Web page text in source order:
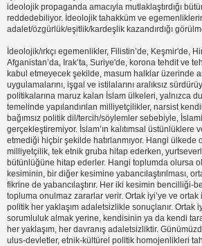
ideolojik propaganda amacıyla mutlaklaştırdığı
reddedebiliyor. İdeolojik tahakküm ve
adalet/özgürlük/eşitlik/kardeşlik kazandırdığı
İdeolojik/ırkçı egemenlikler, Filistin’de, Keşmir'de,
Afganistan’da, Irak’ta, Suriye'de, korona tehdit ve
kabul etmeyecek şekilde, masum halklar üzerinde
uygulamalarını, işgal ve istilalarını aralıksız
politikalarına maruz kalan İslam ülkeleri, yalnızca
temelinde yapılandırılan milliyetçilikler, narsist
bağımsız politik dil/tercih/söylemler sebebiyle,
gerçekleştiremiyor. İslam’ın kalıtımsal üstünlüklere
etmediği hiçbir şekilde hatırlanmıyor. Hangi ülkede
milliyetçilik, tek etnik gruba hitap ederken,
bütünlüğüne hitap ederler. Hangi toplumda olursa
kesiminin, bir diğer kesimine yabancılaştırılması,
fikrine de yabancılaştırır. Her iki kesimin bencilliği-
topluma onulmaz zararlar verir. Ortak iyi’ye ve
politik her yaklaşım adaletsizlikle sonuçlanır. Ortak
sorumluluk almak yerine, kendisinin ya da kendi
her yaklaşım, her davranış adaletsizliktir.
ulus-devletler, etnik-kültürel politik homojenlikleri